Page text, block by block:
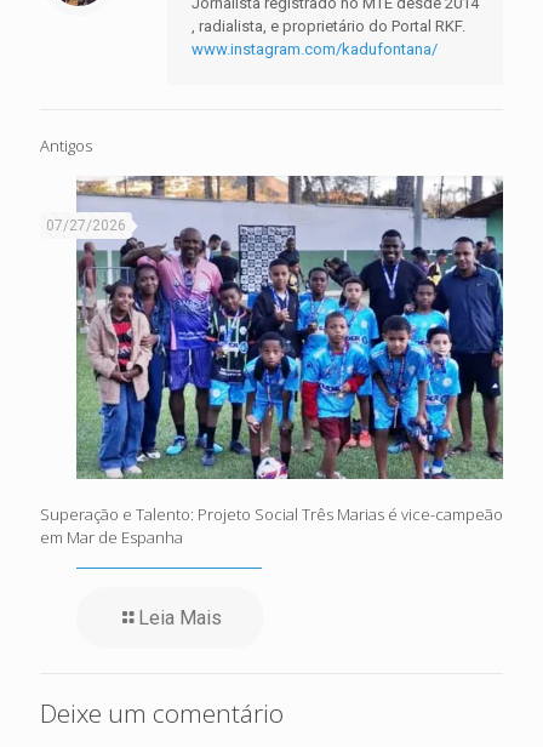
, radialista, e proprietário do Portal RKF.
www.instagram.com/kadufontana/
Antigos
07/27/2026
Superação e Talento: Projeto Social Três Marias é vice-campeão
em Mar de Espanha
Leia Mais
Deixe um comentário